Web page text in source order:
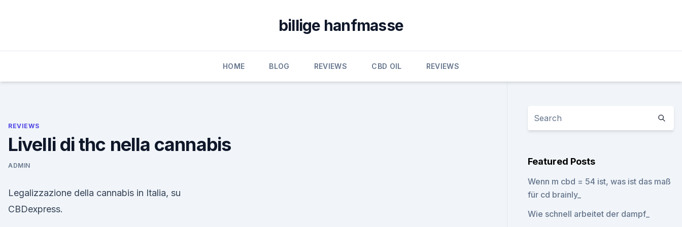
billige hanfmasse
HOME BLOG REVIEWS CBD OIL REVIEWS
REVIEWS
Livelli di thc nella cannabis
ADMIN
Legalizzazione della cannabis in Italia, su
CBDexpress.
Featured Posts
Wenn m cbd = 54 ist, was ist das maß
für cd brainly_
Wie schnell arbeitet der dampf_